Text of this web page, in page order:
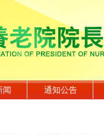
闻 通知公告